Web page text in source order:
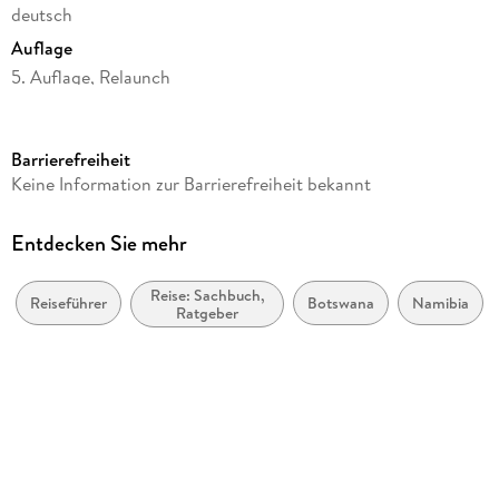
deutsch
Auflage
5. Auflage, Relaunch
Reihe
Autor/Autorin
Zyl
Verlag/Hersteller
Barrierefreiheit
Keine Information zur Barrierefreiheit bekannt
Entdecken Sie mehr
Reiseführer
Reise: Sachbuch,
Ratgeber
Botswana Namibia